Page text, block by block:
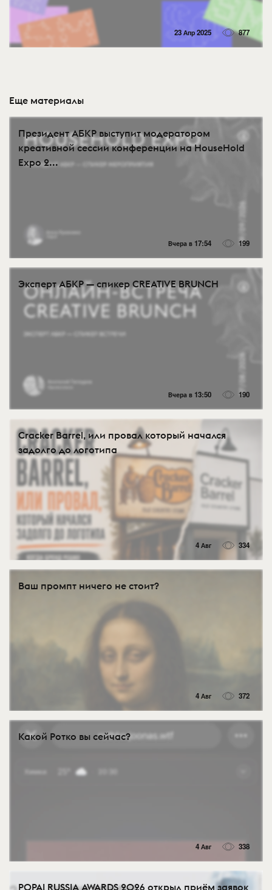
23 Апр 2025 877
Еще материалы
Президент АБКР выступит модератором
креативной сессии конференции на HouseHold
Expo 2...
Вчера в 17:54 199
Эксперт АБКР — спикер CREATIVE BRUNCH
Вчера в 13:50 190
Cracker Barrel, или провал который начался
задолго до логотипа
4 Авг 334
Ваш промпт ничего не стоит?
4 Авг 372
Какой Ротко вы сейчас?
4 Авг 338
POPAI RUSSIA AWARDS 2026 открыл приём заявок